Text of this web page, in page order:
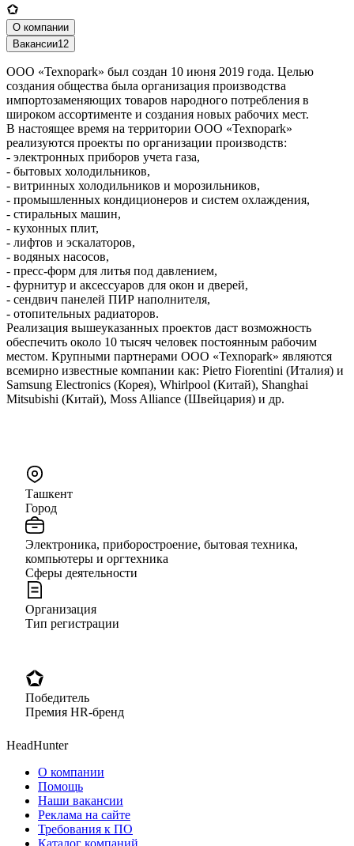
О компании
Вакансии12
ООО «Texnopark» был создан 10 июня 2019 года. Целью
создания общества была организация производства
импортозаменяющих товаров народного потребления в
широком ассортименте и создания новых рабочих мест.
В настоящее время на территории ООО «Texnopark»
реализуются проекты по организации производств:
- электронных приборов учета газа,
- бытовых холодильников,
- витринных холодильников и морозильников,
- промышленных кондиционеров и систем охлаждения,
- стиральных машин,
- кухонных плит,
- лифтов и эскалаторов,
- водяных насосов,
- пресс-форм для литья под давлением,
- фурнитур и аксессуаров для окон и дверей,
- сендвич панелей ПИР наполнителя,
- отопительных радиаторов.
Реализация вышеуказанных проектов даст возможность
обеспечить около 10 тысяч человек постоянным рабочим
местом. Крупными партнерами ООО «Texnopark» являются
всемирно известные компании как: Pietro Fiorentini (Италия) и
Samsung Electronics (Корея), Whirlpool (Китай), Shanghai
Mitsubishi (Китай), Moss Alliance (Швейцария) и др.
Ташкент
Город
Электроника, приборостроение, бытовая техника,
компьютеры и оргтехника
Сферы деятельности
Организация
Тип регистрации
Победитель
Премия HR-бренд
HeadHunter
О компании
Помощь
Наши вакансии
Реклама на сайте
Требования к ПО
Каталог компаний